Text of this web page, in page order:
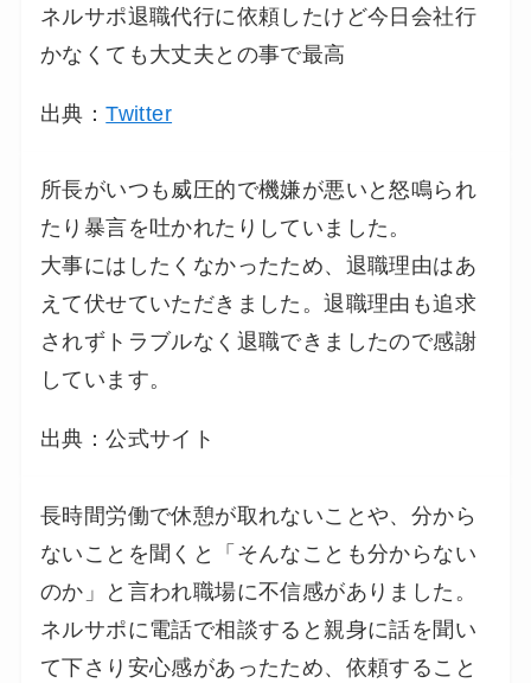
ネルサポ退職代行に依頼したけど今日会社行
かなくても大丈夫との事で最高
出典：Twitter
所長がいつも威圧的で機嫌が悪いと怒鳴られ
たり暴言を吐かれたりしていました。
大事にはしたくなかったため、退職理由はあ
えて伏せていただきました。退職理由も追求
されずトラブルなく退職できましたので感謝
しています。
出典：公式サイト
長時間労働で休憩が取れないことや、分から
ないことを聞くと「そんなことも分からない
のか」と言われ職場に不信感がありました。
ネルサポに電話で相談すると親身に話を聞い
て下さり安心感があったため、依頼すること